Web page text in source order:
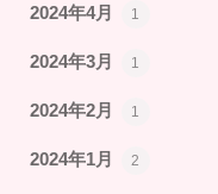
2024年4月 1
2024年3月 1
2024年2月 1
2024年1月 2